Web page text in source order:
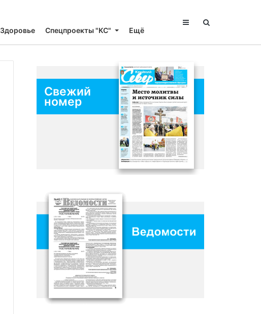
Здоровье Спецпроекты "КС" Ещё
Свежий
номер